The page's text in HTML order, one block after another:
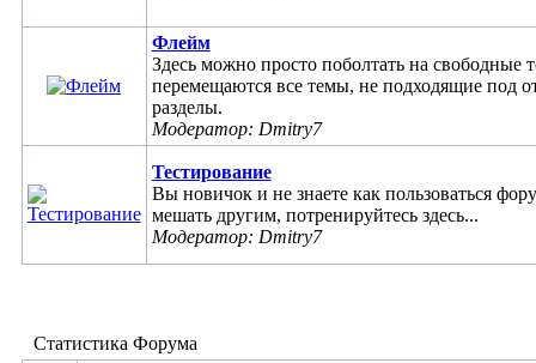
Флейм
Здесь можно просто поболтать на свободные
перемещаются все темы, не подходящие под
разделы.
Модератор: Dmitry7
Тестирование
Вы новичок и не знаете как пользоваться
мешать другим, потренируйтесь здесь...
Модератор: Dmitry7
Статистика Форума